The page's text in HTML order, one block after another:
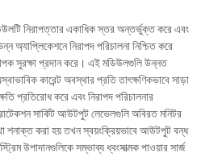
নিরাপত্তার একাধিক স্তর অন্তর্ভুক্ত করে এবং
অ্যাপ্লিকেশনে নিরাপদ পরিচালনা নিশ্চিত করে
সুরক্ষা প্রদান করে। এই মডিউলগুলি উন্নত
কারেন্ট অবস্থার প্রতি তাৎক্ষণিকভাবে সাড়া
প্রতিরোধ করে এবং নিরাপদ পরিচালনার
সার্কিট আউটপুট লেভেলগুলি অবিরত মনিটর
শনাক্ত করা হয় তখন স্বয়ংক্রিয়ভাবে আউটপুট বন্ধ
উপাদানগুলিকে সম্ভাব্য ধ্বংসাত্মক পাওয়ার সার্জ